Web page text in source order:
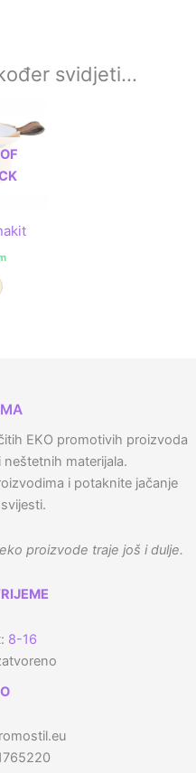
svidjeti…
EKO promotivih proizvoda
materijala.
i potaknite jačanje
proizvode traje još i dulje.
8-16